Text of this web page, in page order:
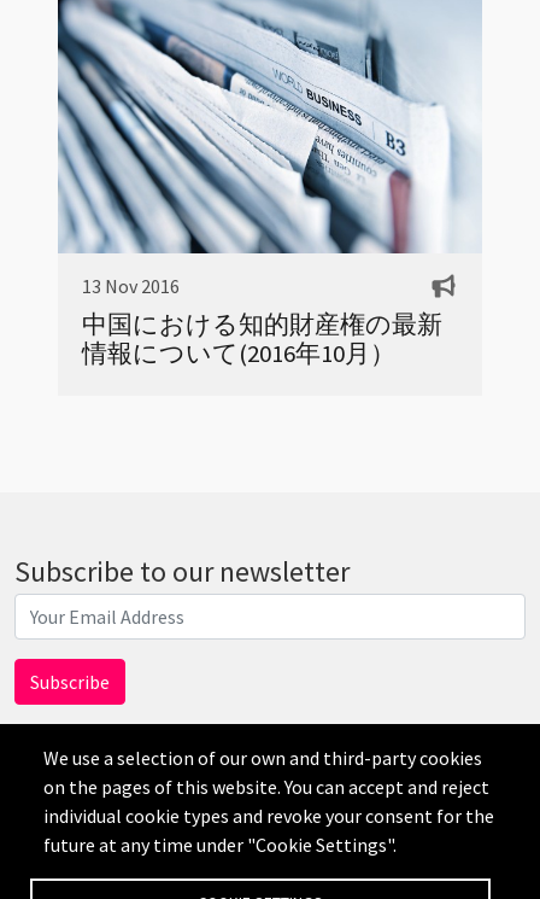
13 Nov 2016
中国における知的財産権の最新
情報について(2016年10月）
Subscribe to our newsletter
Disclaimer Privacy Credits
AI
We use a selection of our own and third-party cookies
on the pages of this website. You can accept and reject
individual cookie types and revoke your consent for the
future at any time under "Cookie Settings".